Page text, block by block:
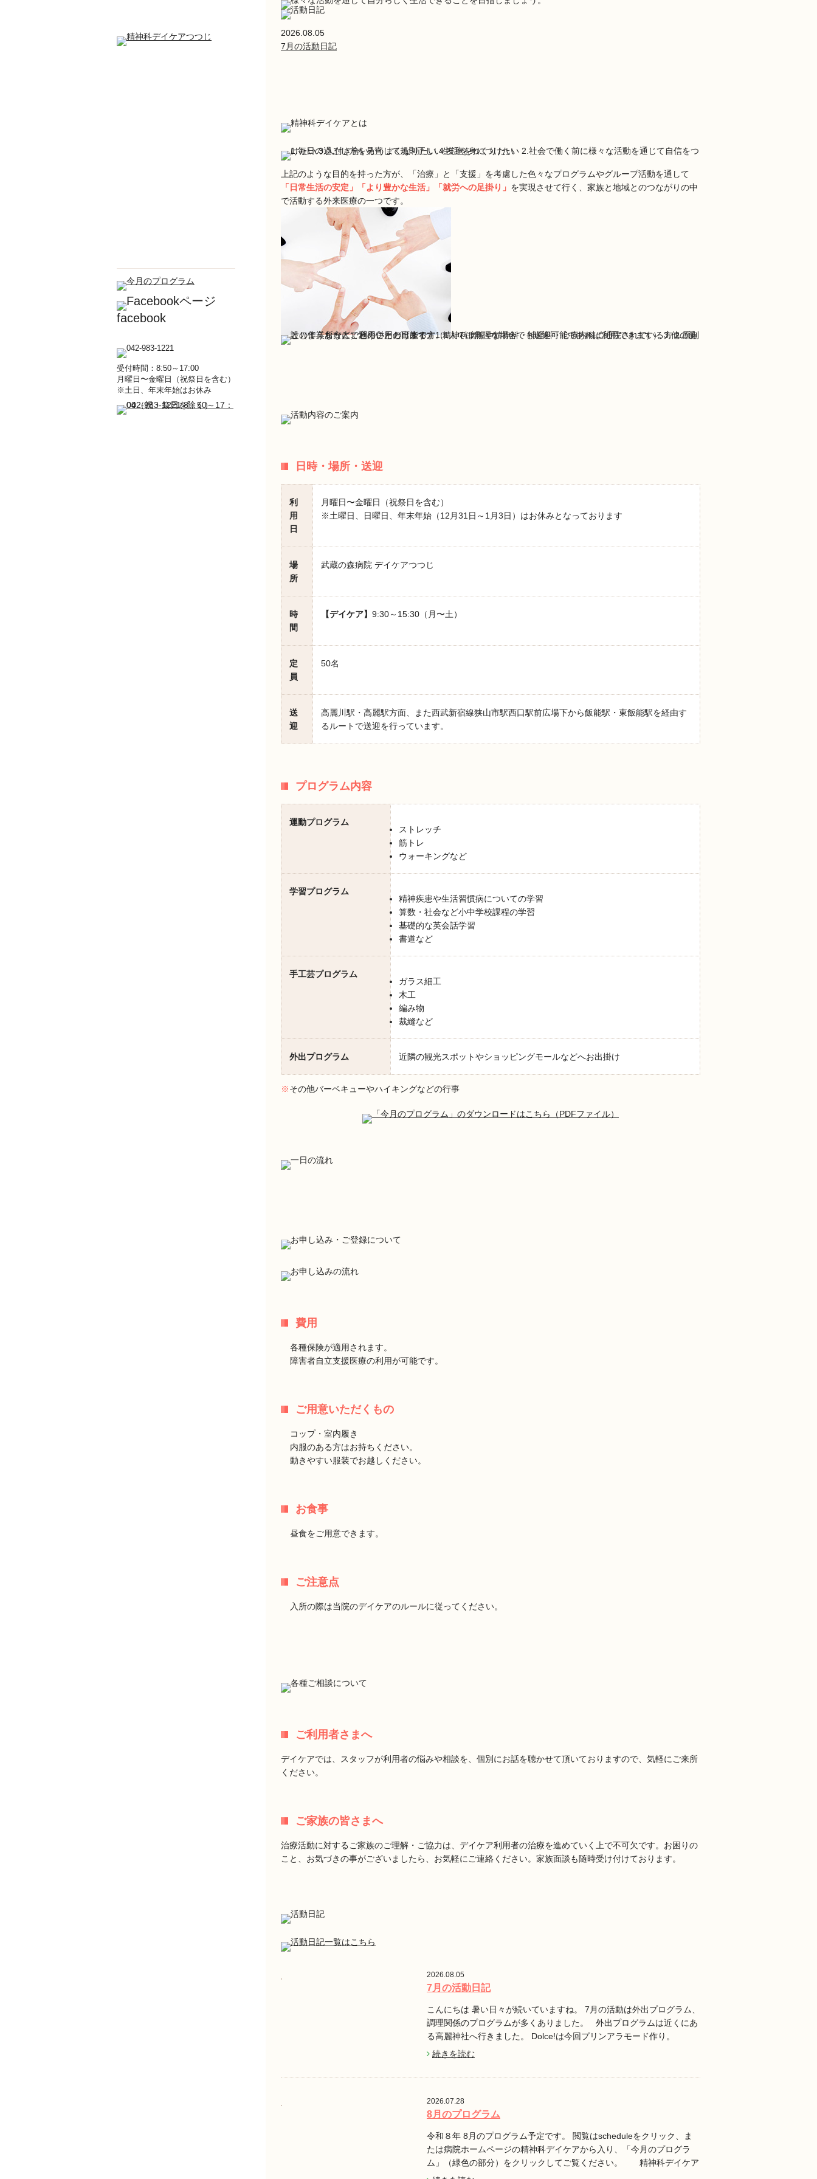
facebook
受付時間：8:50～17:00
月曜日〜金曜日（祝祭日を含む）
※土日、年末年始はお休み
2026.08.05
7月の活動日記
上記のような目的を持った方が、「治療」と「支援」を考慮した色々なプログラムやグループ活動を通して
「日常生活の安定」「より豊かな生活」「就労への足掛り」 を実現させて行く、家族と地域とのつながりの中
で活動する外来医療の一つです。
日時・場所・送迎
利
用
日
月曜日〜金曜日（祝祭日を含む）
※土曜日、日曜日、年末年始（12月31日～1月3日）はお休みとなっております
場
所
武蔵の森病院 デイケアつつじ
時
間
【デイケア】 9:30～15:30（月〜土）
定
員
50名
送
迎
高麗川駅・高麗駅方面、また西武新宿線狭山市駅西口駅前広場下から飯能駅・東飯能駅を経由す
るルートで送迎を行っています。
プログラム内容
運動プログラム
ストレッチ
筋トレ
ウォーキングなど
学習プログラム
精神疾患や生活習慣病についての学習
算数・社会など小中学校課程の学習
基礎的な英会話学習
書道など
手工芸プログラム
ガラス細工
木工
編み物
裁縫など
外出プログラム 近隣の観光スポットやショッピングモールなどへお出掛け
※その他バーベキューやハイキングなどの行事
費用
各種保険が適用されます。
障害者自立支援医療の利用が可能です。
ご用意いただくもの
コップ・室内履き
内服のある方はお持ちください。
動きやすい服装でお越しください。
お食事
昼食をご用意できます。
ご注意点
入所の際は当院のデイケアのルールに従ってください。
ご利用者さまへ
デイケアでは、スタッフが利用者の悩みや相談を、個別にお話を聴かせて頂いておりますので、気軽にご来所
ください。
ご家族の皆さまへ
治療活動に対するご家族のご理解・ご協力は、デイケア利用者の治療を進めていく上で不可欠です。お困りの
こと、お気づきの事がございましたら、お気軽にご連絡ください。家族面談も随時受け付けております。
2026.08.05
7月の活動日記
こんにちは 暑い日々が続いていますね。 7月の活動は外出プログラム、
調理関係のプログラムが多くありました。 外出プログラムは近くにあ
る高麗神社へ行きました。 Dolce!は今回プリンアラモード作り。
続きを読む
2026.07.28
8月のプログラム
令和８年 8月のプログラム予定です。 閲覧はscheduleをクリック、ま
たは病院ホームページの精神科デイケアから入り、「今月のプログラ
ム」（緑色の部分）をクリックしてご覧ください。 精神科デイケア